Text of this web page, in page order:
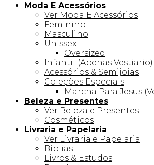
Moda E Acessórios
Ver Moda E Acessórios
Feminino
Masculino
Unissex
Oversized
Infantil (Apenas Vestiario)
Acessórios & Semijoias
Coleções Especiais
Marcha Para Jesus
Beleza e Presentes
Ver Beleza e Presentes
Cosméticos
Livraria e Papelaria
Ver Livraria e Papelaria
Bíblias
Livros & Estudos